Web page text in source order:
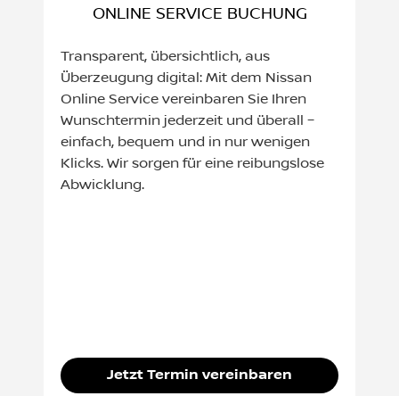
ONLINE SERVICE BUCHUNG
Transparent, übersichtlich, aus
Überzeugung digital: Mit dem Nissan
Online Service vereinbaren Sie Ihren
Wunschtermin jederzeit und überall –
einfach, bequem und in nur wenigen
Klicks. Wir sorgen für eine reibungslose
Abwicklung.
Jetzt Termin vereinbaren